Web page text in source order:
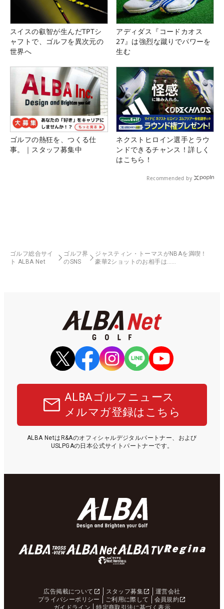
スイスの叡智が生んだTPTシ
ャフトで、ゴルフを異次元の
世界へ
アディダス『コードカオス
27』は強烈な蹴りでパワーを
生む
ゴルフの熱狂を、つくる仕
事。｜スタッフ募集中
ネクストヒロイン選手とラウ
ンドできるチャンス！詳しく
はこちら！
Recommended by
ゴルフ総合サイ
ト ALBA Net
ゴルフ界
のSNS
ジャスティン・トーマスがNBAを満喫！
豪華2ショットのお相手は……
ALBAゴルフニュース
メルマガ登録はこちら
ALBA NetはR&Aのオフィシャルデジタルパートナー、および
USLPGAの日本公式サイトパートナーです。
広告掲載について スタッフ募集
運営会社
プライバシーポリシー
ご利用に際して
会員規約
ガイドライン
特定商取引法に基づく表示